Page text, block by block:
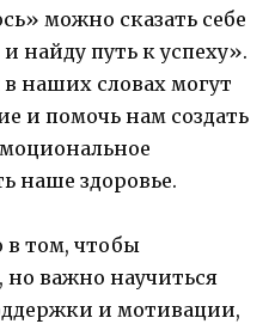
можно сказать себе
найду путь к успеху».
наших словах могут
и помочь нам создать
наше здоровье.
в том, чтобы
но важно научиться
и мотивации,